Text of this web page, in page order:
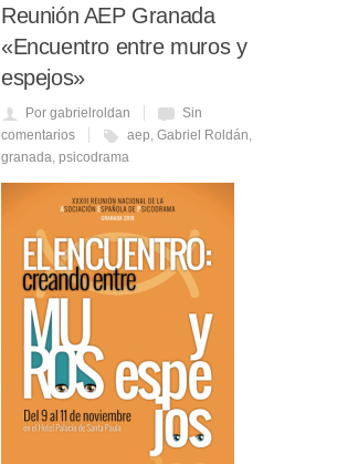
Reunión AEP Granada
«Encuentro entre muros y
espejos»
Por gabrielroldan
Sin
comentarios
aep, Gabriel Roldán,
granada, psicodrama